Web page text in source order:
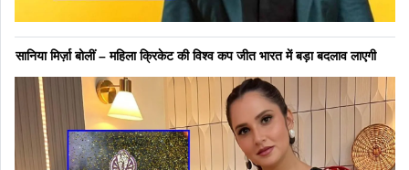
सानिया मिर्ज़ा बोलीं – महिला क्रिकेट की विश्व कप जीत भारत में बड़ा बदलाव लाएगी